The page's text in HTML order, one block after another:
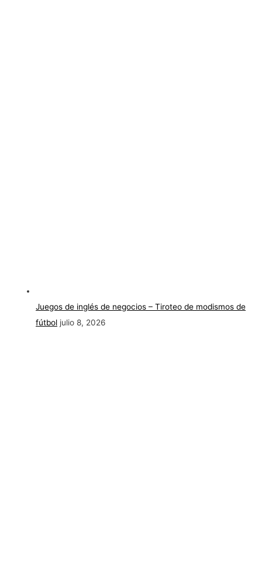
Juegos de inglés de negocios – Tiroteo de modismos de
fútbol julio 8, 2026